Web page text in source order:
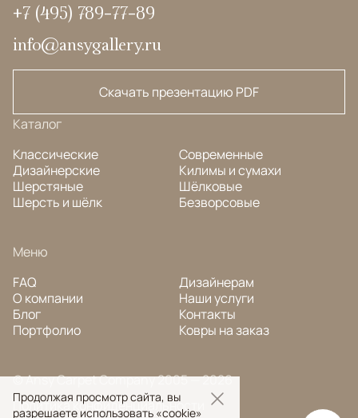
+7 (495) 789-77-89
info@ansygallery.ru
Скачать презентацию PDF
Каталог
Классические
Дизайнерские
Шерстяные
Шерсть и шёлк
Современные
Килимы и сумахи
Шёлковые
Безворсовые
Меню
FAQ
О компании
Блог
Портфолио
Дизайнерам
Наши услуги
Контакты
Ковры на заказ
© Ansy Carpet Company 2005 — 2026
Политика конфиденциальности
Продолжая просмотр сайта, вы
разрешаете использовать «cookie»